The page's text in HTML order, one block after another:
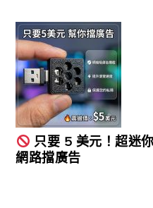
只要 5 美元！超迷
網路擋廣告